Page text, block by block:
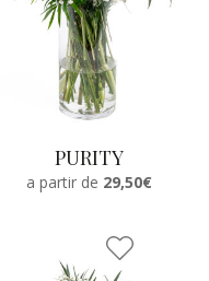
PURITY
a partir de 29,50€